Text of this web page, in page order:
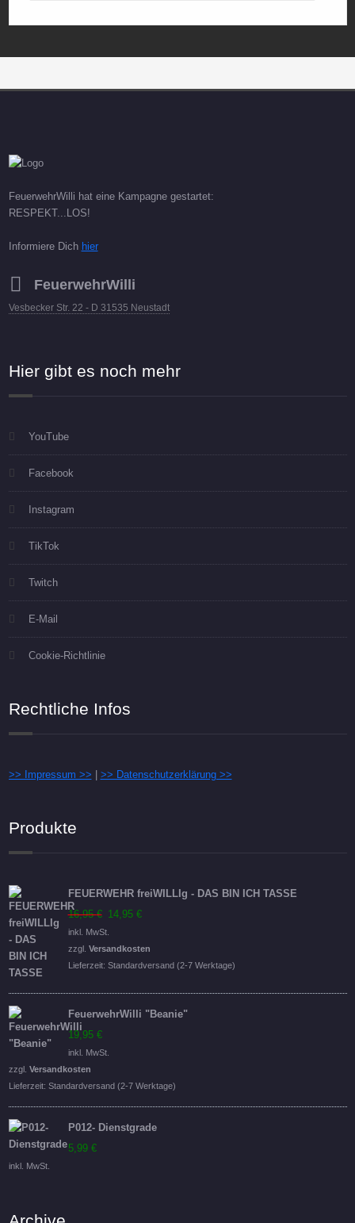
FeuerwehrWilli hat eine Kampagne gestartet:
RESPEKT...LOS!
Informiere Dich hier
FeuerwehrWilli
Vesbecker Str. 22 - D 31535 Neustadt
Hier gibt es noch mehr
YouTube
Facebook
Instagram
TikTok
Twitch
E-Mail
Cookie-Richtlinie
Rechtliche Infos
>> Impressum >> >> Datenschutzerklärung >>
Produkte
FEUERWEHR freiWILLIg - DAS BIN ICH TASSE
16,95€ Ursprünglicher
Preis
war:
16,95 €
14,95 €
ist:
14,95 €.
inkl. MwSt.
zzgl. Versandkosten
Lieferzeit: Standardversand (2-7 Werktage)
FeuerwehrWilli "Beanie"
19,95 €
inkl. MwSt.
zzgl. Versandkosten
Lieferzeit: Standardversand (2-7 Werktage)
P012- Dienstgrade
5,99 €
inkl. MwSt.